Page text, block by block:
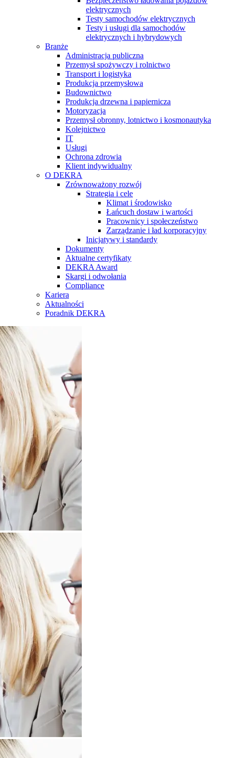
elektrycznych
Testy samochodów elektrycznych
Testy i usługi dla samochodów
elektrycznych i hybrydowych
Branże
Administracja publiczna
Przemysł spożywczy i rolnictwo
Transport i logistyka
Produkcja przemysłowa
Budownictwo
Produkcja drzewna i papiernicza
Motoryzacja
Przemysł obronny, lotnictwo i kosmonautyka
Kolejnictwo
IT
Usługi
Ochrona zdrowia
Klient indywidualny
O DEKRA
Zrównoważony rozwój
Strategia i cele
Klimat i środowisko
Łańcuch dostaw i wartości
Pracownicy i społeczeństwo
Zarządzanie i ład korporacyjny
Inicjatywy i standardy
Dokumenty
Aktualne certyfikaty
DEKRA Award
Skargi i odwołania
Compliance
Kariera
Aktualności
Poradnik DEKRA